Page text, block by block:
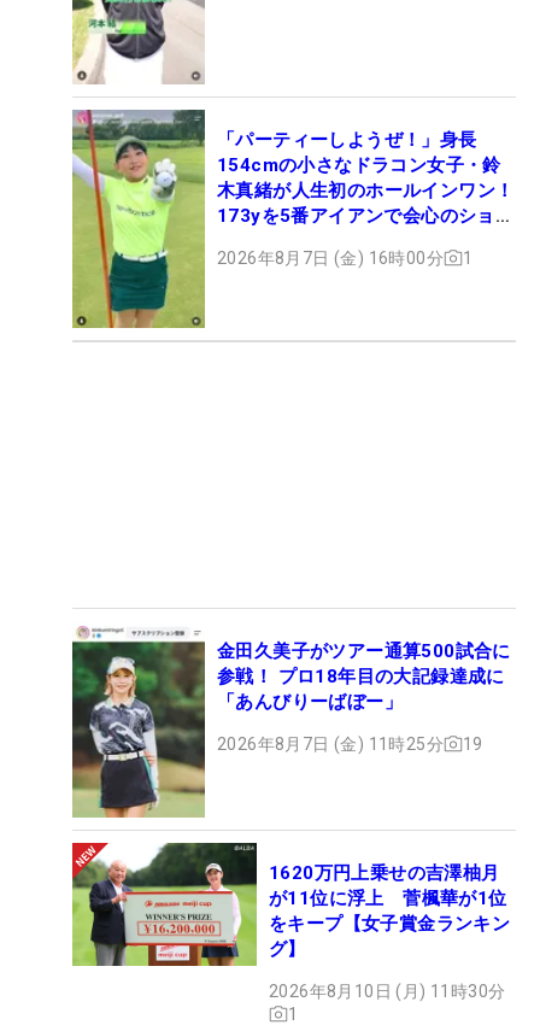
「パーティーしようぜ！」身長
154cmの小さなドラコン女子・鈴
木真緒が人生初のホールインワン！
173yを5番アイアンで会心のショッ
2026年8月7日 (金) 16時00分 1
金田久美子がツアー通算500試合に
参戦！ プロ18年目の大記録達成に
「あんびりーばぼー」
2026年8月7日 (金) 11時25分 19
1620万円上乗せの吉澤柚月
が11位に浮上 菅楓華が1位
をキープ【女子賞金ランキン
グ】
2026年8月10日 (月) 11時30分
1